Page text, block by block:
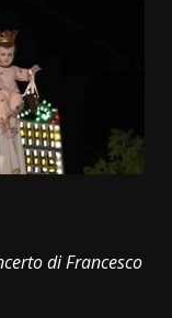
di Francesco